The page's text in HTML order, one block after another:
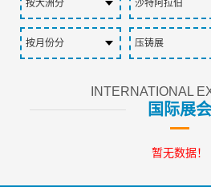
INTERNATIONAL
国际展会
暂无数据！